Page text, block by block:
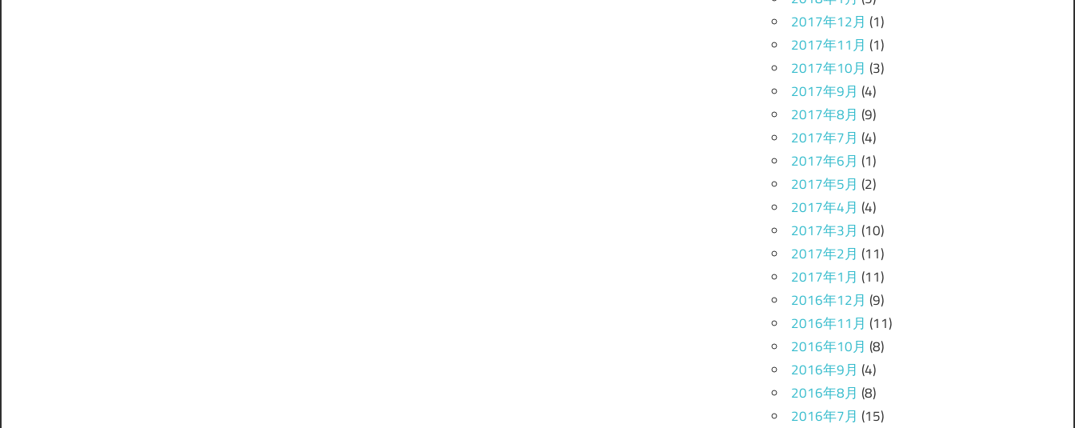
2017年12月 (1)
2017年11月 (1)
2017年10月 (3)
2017年9月 (4)
2017年8月 (9)
2017年7月 (4)
2017年6月 (1)
2017年5月 (2)
2017年4月 (4)
2017年3月 (10)
2017年2月 (11)
2017年1月 (11)
2016年12月 (9)
2016年11月 (11)
2016年10月 (8)
2016年9月 (4)
2016年8月 (8)
2016年7月 (15)